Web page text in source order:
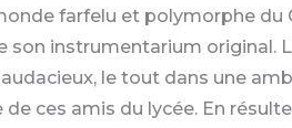
farfelu et polymorphe
son instrumentarium original.
le tout dans une
ces amis du lycée. En